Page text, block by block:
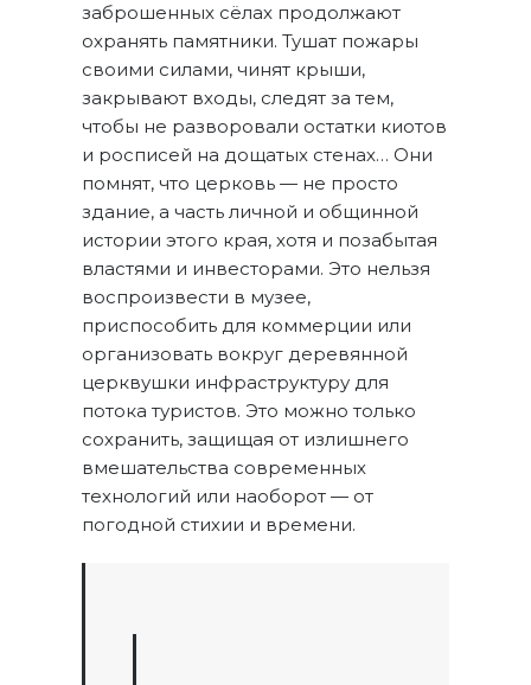
заброшенных сёлах продолжают
охранять памятники. Тушат пожары
своими силами, чинят крыши,
закрывают входы, следят за тем,
чтобы не разворовали остатки киотов
и росписей на дощатых стенах… Они
помнят, что церковь — не просто
здание, а часть личной и общинной
истории этого края, хотя и позабытая
властями и инвесторами. Это нельзя
воспроизвести в музее,
приспособить для коммерции или
организовать вокруг деревянной
церквушки инфраструктуру для
потока туристов. Это можно только
сохранить, защищая от излишнего
вмешательства современных
технологий или наоборот — от
погодной стихии и времени.